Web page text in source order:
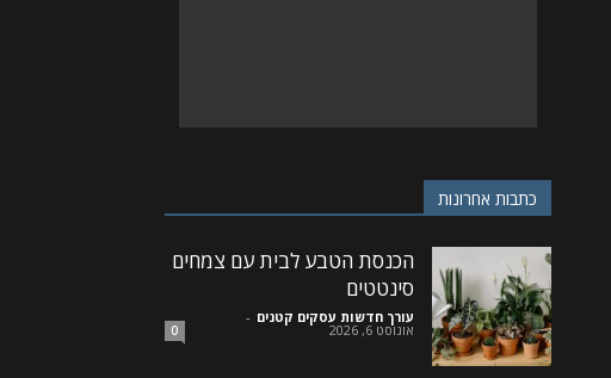
כתבות אחרונות
הכנסת הטבע לבית עם צמחים
סינטטים
עורך חדשות עסקים קטנים -
אוגוסט 6, 2026 0